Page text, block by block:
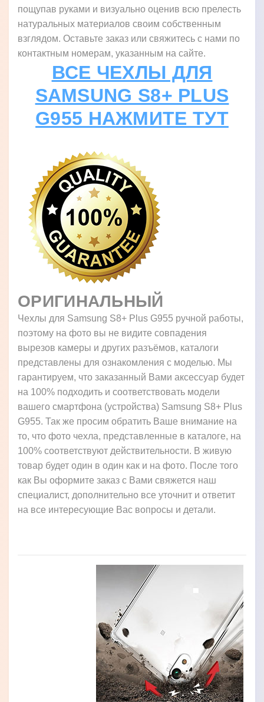
пощупав руками и визуально оценив всю прелесть
натуральных материалов своим собственным
взглядом. Оставьте заказ или свяжитесь с нами по
контактным номерам, указанным на сайте.
ВСЕ ЧЕХЛЫ ДЛЯ
SAMSUNG S8+ PLUS
G955 НАЖМИТЕ ТУТ
ОРИГИНАЛЬНЫЙ
Чехлы для Samsung S8+ Plus G955 ручной работы,
поэтому на фото вы не видите совпадения
вырезов камеры и других разъёмов, каталоги
представлены для ознакомления с моделью. Мы
гарантируем, что заказанный Вами аксессуар будет
на 100% подходить и соответствовать модели
вашего смартфона (устройства) Samsung S8+ Plus
G955. Так же просим обратить Ваше внимание на
то, что фото чехла, представленные в каталоге, на
100% соответствуют действительности. В живую
товар будет один в один как и на фото. После того
как Вы оформите заказ с Вами свяжется наш
специалист, дополнительно все уточнит и ответит
на все интересующие Вас вопросы и детали.